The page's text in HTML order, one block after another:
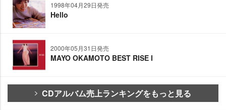
1998年04月29日発売
Hello
2000年05月31日発売
MAYO OKAMOTO BEST RISE Ⅰ
CDアルバム売上ランキングをもっと見る